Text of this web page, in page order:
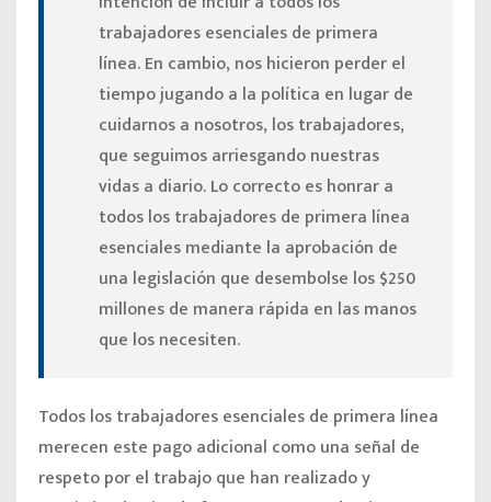
trabajadores esenciales de primera
línea. En cambio, nos hicieron perder el
tiempo jugando a la política en lugar de
cuidarnos a nosotros, los trabajadores,
que seguimos arriesgando nuestras
vidas a diario. Lo correcto es honrar a
todos los trabajadores de primera línea
esenciales mediante la aprobación de
una legislación que desembolse los $250
millones de manera rápida en las manos
que los necesiten.
Todos los trabajadores esenciales de primera línea
merecen este pago adicional como una señal de
respeto por el trabajo que han realizado y